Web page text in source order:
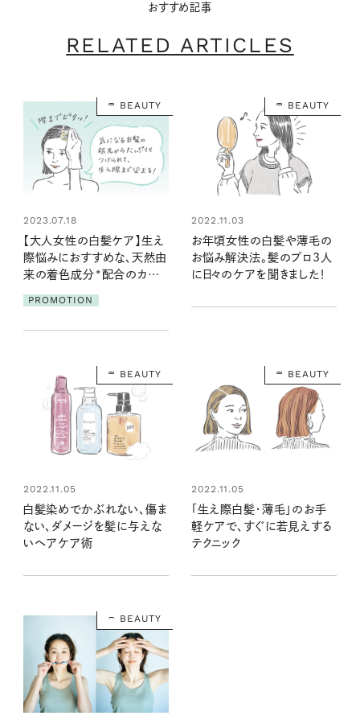
おすすめ記事
RELATED ARTICLES
BEAUTY
2023.07.18
【大人女性の白髪ケア】生え
際悩みにおすすめな、天然由
来の着色成分*配合のカラー
PROMOTION
BEAUTY
2022.11.03
お年頃女性の白髪や薄毛の
お悩み解決法。髪のプロ3人
に日々のケアを聞きました！
BEAUTY
2022.11.05
白髪染めでかぶれない、傷ま
ない、ダメージを髪に与えな
いヘアケア術
BEAUTY
2022.11.05
「生え際白髪・薄毛」のお手
軽ケアで、すぐに若見えする
テクニック
BEAUTY